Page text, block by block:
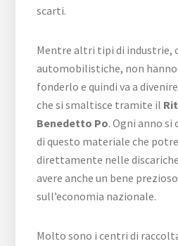
scarti.
Mentre altri tipi di industrie,
automobilistiche, non
fonderlo e quindi va a
che si smaltisce tramite il
Benedetto Po. Ogni anno
di questo materiale che
direttamente nelle
avere anche un bene
sull’economia nazionale.
Molto sono i centri di